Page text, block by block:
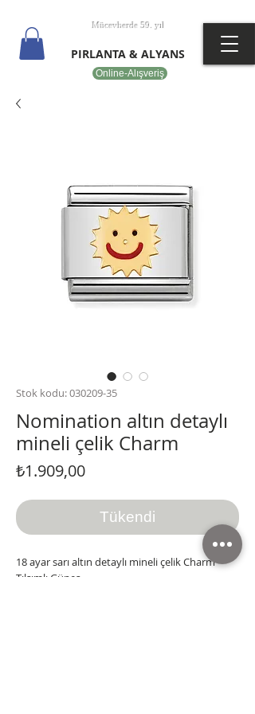
Online-Alışveriş
Mücevherde 59. yıl
PIRLANTA & ALYANS
Stok kodu: 030209-35
Nomination altın detaylı
mineli çelik Charm
₺1.909,00Fiyat
Tükendi
18 ayar sarı altın detaylı mineli çelik Charm
Tılsımlı Güneş